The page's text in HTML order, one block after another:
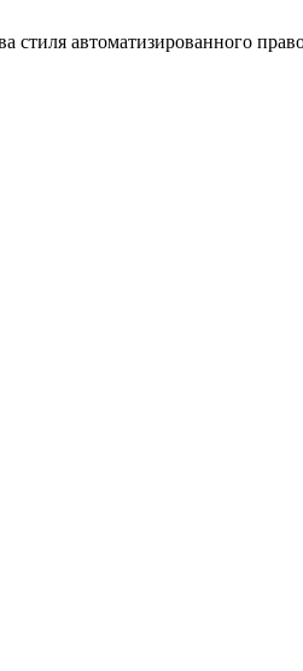
автоматизированного